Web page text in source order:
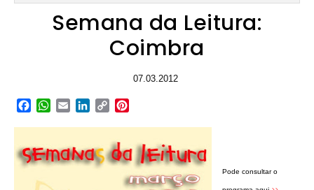
Semana da Leitura:
Coimbra
07.03.2012
Facebook
WhatsApp
EmailLinkedIn
Copy
Pode consultar o